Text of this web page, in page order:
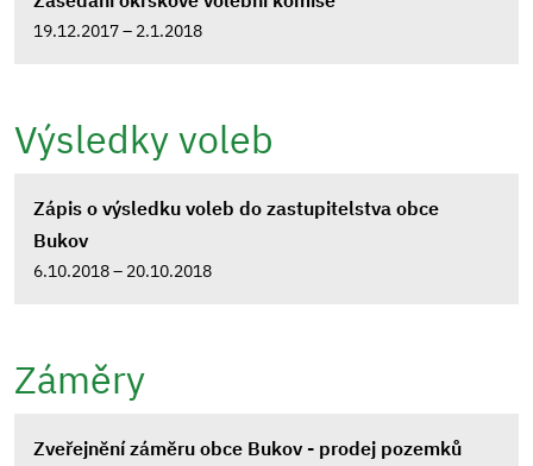
19.12.2017 – 2.1.2018
Výsledky voleb
Zápis o výsledku voleb do zastupitelstva obce
Bukov
6.10.2018 – 20.10.2018
Záměry
Zveřejnění záměru obce Bukov - prodej pozemků